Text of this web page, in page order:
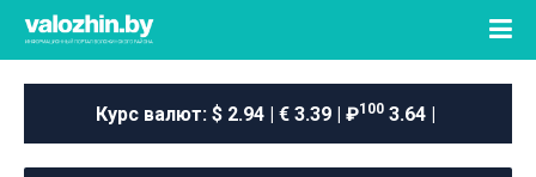
Курс валют: $ 2.94 | € 3.39 | ₽100 3.64 |